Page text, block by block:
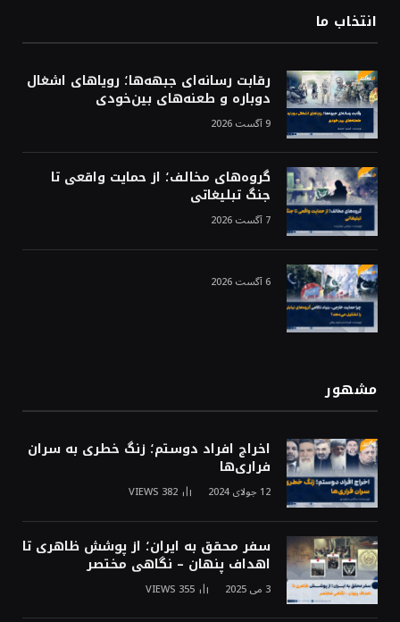
انتخاب ما
رقابت رسانه‌ای جبهه‌ها؛ رویاهای اشغال
دوباره و طعنه‌های بین‌خودی
9 آگست 2026
گروه‌های مخالف؛ از حمایت واقعی تا
جنگ تبلیغاتی
7 آگست 2026
6 آگست 2026
مشهور
اخراج افراد دوستم؛ زنگ خطری به سران
فراری‌ها
12 جولای 2024 382
VIEWS
سفر محقق به ایران؛ از پوشش ظاهری تا
اهداف پنهان – نگاهی مختصر
3 می 2025 355
VIEWS